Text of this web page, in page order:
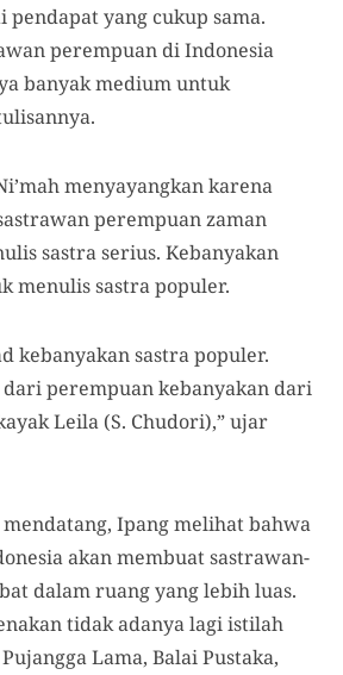
pendapat yang cukup sama.
perempuan di Indonesia
banyak medium untuk
menyayangkan karena
perempuan zaman
sastra serius. Kebanyakan
menulis sastra populer.
kebanyakan sastra populer.
dari perempuan kebanyakan dari
Leila (S. Chudori),” ujar
Ipang melihat bahwa
akan membuat sastrawan-
dalam ruang yang lebih luas.
tidak adanya lagi istilah
Lama, Balai Pustaka,